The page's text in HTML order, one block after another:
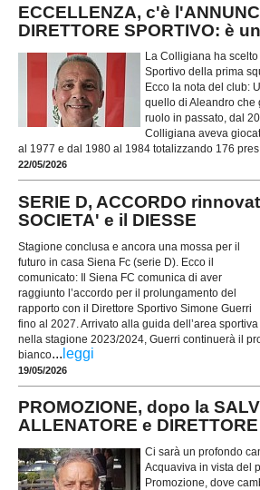
ECCELLENZA, c'è
DIRETTORE SPORTIVO: è
La Colligiana ha
Sportivo della prima
Ecco la nota del club:
quello di Aleandro che
ruolo in passato, dal
Colligiana aveva
al 1977 e dal 1980 al 1984 totalizzando 176 pres
22/05/2026
SERIE D, ACCORDO
SOCIETA' e il DIESSE
Stagione conclusa e ancora una mossa per il
futuro in casa Siena Fc (serie D). Ecco il
comunicato: Il Siena FC comunica di aver
raggiunto l’accordo per il prolungamento del
rapporto con il Direttore Sportivo Simone Guerri
fino al 2027. Arrivato alla guida dell’area sportiva
nella stagione 2023/2024, Guerri continuerà il
bianco... leggi
19/05/2026
PROMOZIONE, dopo la
ALLENATORE e
Ci sarà un profondo
Acquaviva in vista del
Promozione, dove